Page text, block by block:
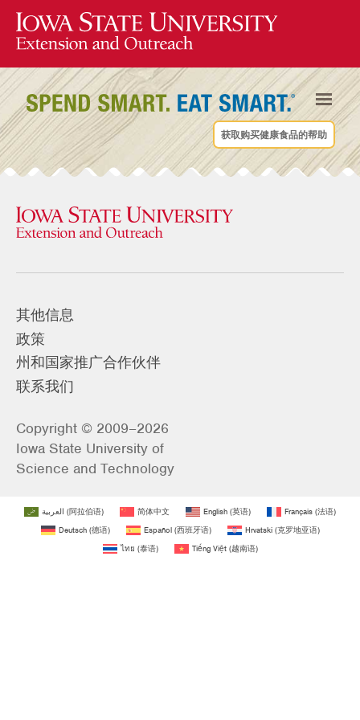
获取购买健康食品的帮助
其他信息
政策
州和国家推广合作伙伴
联系我们
Copyright © 2009–2026
Iowa State University of
Science and Technology
العربية (阿拉伯语) 简体中文 English (英语) Français (法语)
Deutsch(德语) Español(西班牙语) Hrvatski(克罗地亚语)
ไทย (泰语) Tiếng Việt(越南语)